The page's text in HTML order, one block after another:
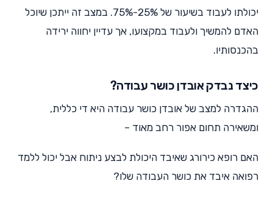
יכולתו לעבוד בשיעור של 25%-75%. במצב זה ייתכן שיוכל
האדם להמשיך ולעבוד במקצועו, אך עדיין יחווה ירידה
בהכנסותיו.
כיצד נבדק אובדן כושר עבודה?
ההגדרה למצב של אובדן כושר עבודה היא די כללית,
ומשאירה תחום אפור רחב מאוד –
האם רופא כירורג שאיבד היכולת לבצע ניתוח אבל יכול ללמד
רפואה איבד את כושר העבודה שלו?